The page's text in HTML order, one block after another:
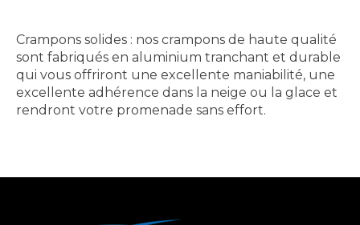
Crampons solides : nos crampons de haute qualité
sont fabriqués en aluminium tranchant et durable
qui vous offriront une excellente maniabilité, une
excellente adhérence dans la neige ou la glace et
rendront votre promenade sans effort.